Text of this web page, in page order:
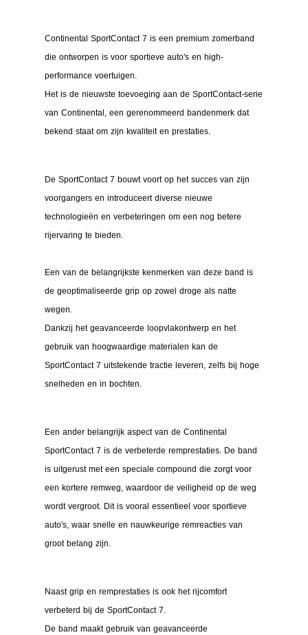
Continental SportContact 7 is een premium zomerband
die ontworpen is voor sportieve auto's en high-
performance voertuigen.
Het is de nieuwste toevoeging aan de SportContact-serie
van Continental, een gerenommeerd bandenmerk dat
bekend staat om zijn kwaliteit en prestaties.
De SportContact 7 bouwt voort op het succes van zijn
voorgangers en introduceert diverse nieuwe
technologieën en verbeteringen om een nog betere
rijervaring te bieden.
Een van de belangrijkste kenmerken van deze band is
de geoptimaliseerde grip op zowel droge als natte
wegen.
Dankzij het geavanceerde loopvlakontwerp en het
gebruik van hoogwaardige materialen kan de
SportContact 7 uitstekende tractie leveren, zelfs bij hoge
snelheden en in bochten.
Een ander belangrijk aspect van de Continental
SportContact 7 is de verbeterde remprestaties. De band
is uitgerust met een speciale compound die zorgt voor
een kortere remweg, waardoor de veiligheid op de weg
wordt vergroot. Dit is vooral essentieel voor sportieve
auto's, waar snelle en nauwkeurige remreacties van
groot belang zijn.
Naast grip en remprestaties is ook het rijcomfort
verbeterd bij de SportContact 7.
De band maakt gebruik van geavanceerde